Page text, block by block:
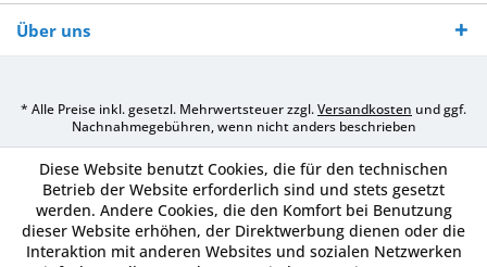
Über uns
* Alle Preise inkl. gesetzl. Mehrwertsteuer zzgl.Versandkosten und ggf.
Nachnahmegebühren, wenn nicht anders beschrieben
Diese Website benutzt Cookies, die für den technischen
Betrieb der Website erforderlich sind und stets gesetzt
werden. Andere Cookies, die den Komfort bei Benutzung
dieser Website erhöhen, der Direktwerbung dienen oder die
Interaktion mit anderen Websites und sozialen Netzwerken